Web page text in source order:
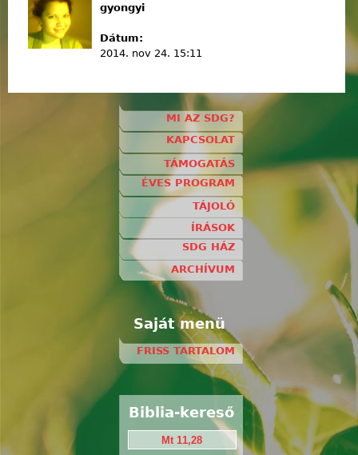
gyongyi
Dátum:
2014. nov 24. 15:11
MI AZ SDG?
KAPCSOLAT
TÁMOGATÁS
ÉVES PROGRAM
TÁJOLÓ
ÍRÁSOK
SDG HÁZ
ARCHÍVUM
Saját menü
FRISS TARTALOM
Biblia-kereső